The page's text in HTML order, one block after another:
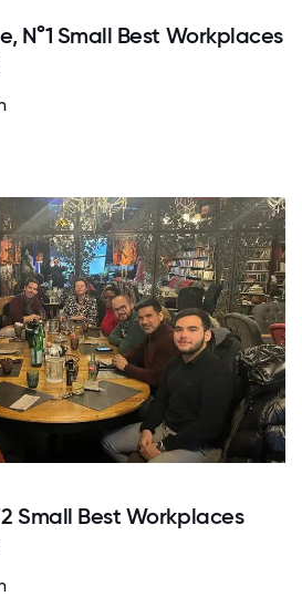
N°1 Small Best Workplaces
Small Best Workplaces